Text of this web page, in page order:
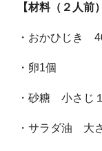
【材料（２人前
・おかひじき
・卵1個
・砂糖 小さじ１
・サラダ油 大